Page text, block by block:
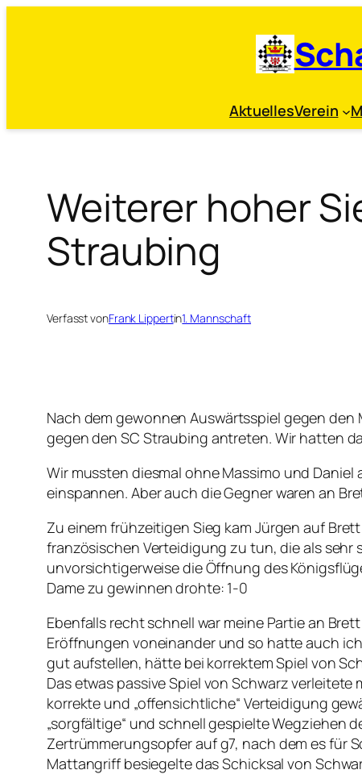
AktuellesVerein
Weiterer hoher
Straubing
Verfasst vonFrank Lippertin1. Mannschaft
Nach dem gewonnen Auswärtsspiel gegen
gegen den SC Straubing antreten. Wir hatten
Wir mussten diesmal ohne Massimo und
einspannen. Aber auch die Gegner waren an
Zu einem frühzeitigen Sieg kam Jürgen auf
französischen Verteidigung zu tun, die als sehr
unvorsichtigerweise die Öffnung des
Dame zu gewinnen drohte: 1-0
Ebenfalls recht schnell war meine Partie an
Eröffnungen voneinander und so hatte auch
gut aufstellen, hätte bei korrektem Spiel von
Das etwas passive Spiel von Schwarz
korrekte und „offensichtliche“ Verteidigung
„sorgfältige“ und schnell gespielte Wegziehen
Zertrümmerungsopfer auf g7, nach dem es für
Mattangriff besiegelte das Schicksal von